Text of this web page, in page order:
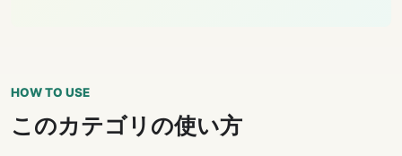
HOW TO USE
このカテゴリの使い方